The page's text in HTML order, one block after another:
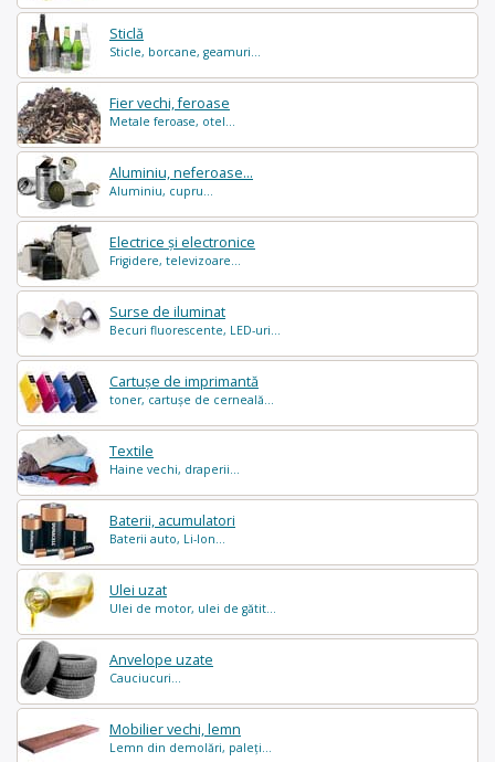
Sticlă
Sticle, borcane, geamuri...
Fier vechi, feroase
Metale feroase, otel...
Aluminiu, neferoase...
Aluminiu, cupru...
Electrice și electronice
Frigidere, televizoare...
Surse de iluminat
Becuri fluorescente, LED-uri...
Cartușe de imprimantă
toner, cartușe de cerneală...
Textile
Haine vechi, draperii...
Baterii, acumulatori
Baterii auto, Li-Ion...
Ulei uzat
Ulei de motor, ulei de gătit...
Anvelope uzate
Cauciucuri...
Mobilier vechi, lemn
Lemn din demolări, paleți...